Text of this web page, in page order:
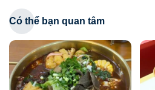
Có thể bạn quan tâm